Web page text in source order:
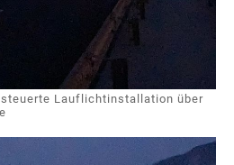
Lauflichtinstallation über